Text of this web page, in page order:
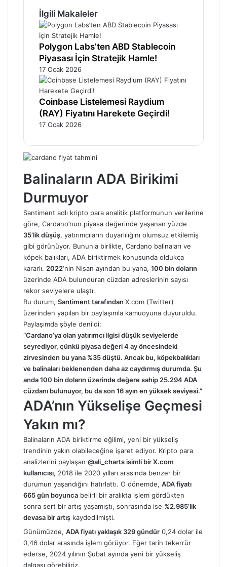
İlgili Makaleler
Polygon Labs’ten ABD Stablecoin
Piyasası İçin Stratejik Hamle!
17 Ocak 2026
Coinbase Listelemesi Raydium
(RAY) Fiyatını Harekete Geçirdi!
17 Ocak 2026
Balinaların ADA Birikimi
Durmuyor
Santiment adlı kripto para analitik platformunun verilerine
göre, Cardano’nun piyasa değerinde yaşanan yüzde
35’lik düşüş, yatırımcıların duyarlılığını olumsuz etkilemiş
gibi görünüyor. Bununla birlikte, Cardano balinaları ve
köpek balıkları, ADA biriktirmek konusunda oldukça
kararlı. 2022‘nin Nisan ayından bu yana, 100 bin doların
üzerinde ADA bulunduran cüzdan adreslerinin sayısı
rekor seviyelere ulaştı.
Bu durum, Santiment tarafından X.com (Twitter)
üzerinden yapılan bir paylaşımla kamuoyuna duyuruldu.
Paylaşımda şöyle denildi:
“Cardano’ya olan yatırımcı ilgisi düşük seviyelerde
seyrediyor, çünkü piyasa değeri 4 ay öncesindeki
zirvesinden bu yana %35 düştü. Ancak bu, köpekbalıkları
ve balinaları beklenenden daha az caydırmış durumda. Şu
anda 100 bin doların üzerinde değere sahip 25.294 ADA
cüzdanı bulunuyor, bu da son 16 ayın en yüksek seviyesi.”
ADA’nın Yükselişe Geçmesi
Yakın mı?
Balinaların ADA biriktirme eğilimi, yeni bir yükseliş
trendinin yakın olabileceğine işaret ediyor. Kripto para
analizlerini paylaşan @ali_charts isimli bir X.com
kullanıcısı, 2018 ile 2020 yılları arasında benzer bir
durumun yaşandığını hatırlattı. O dönemde, ADA fiyatı
665 gün boyunca belirli bir aralıkta işlem gördükten
sonra sert bir artış yaşamıştı, sonrasında ise %2.985’lik
devasa bir artış kaydedilmişti.
Günümüzde, ADA fiyatı yaklaşık 329 gündür 0,24 dolar ile
0,46 dolar arasında işlem görüyor. Eğer tarih tekerrür
ederse, 2024 yılının Şubat ayında yeni bir yükseliş
dalgası görebiliriz.